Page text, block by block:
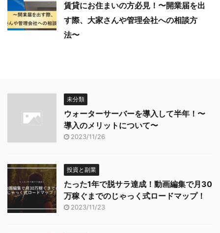
賃貸にお住まいの方必見！〜開業届を出
す際、大家さんや管理会社への相談方
法〜
未分類
ウォーターサーバーを導入して半年！〜
導入のメリットについて〜
2023/11/26
投資と副業
たった1年で脱サラ達成！動画編集で月30
万稼ぐまでのじゃっく式ロードマップ！
2023/11/23